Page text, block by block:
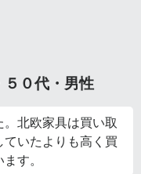
０代・男性
北欧家具は買い取
いたよりも高く買
す。